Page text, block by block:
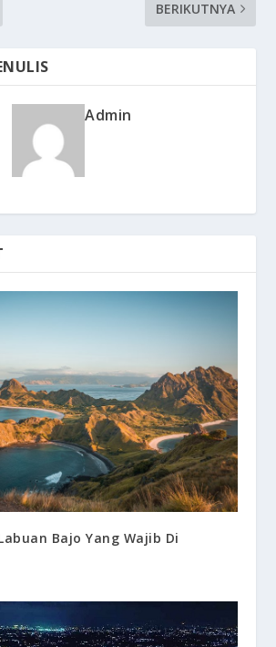
BERIKUTNYA
Admin
Bajo Yang Wajib Di